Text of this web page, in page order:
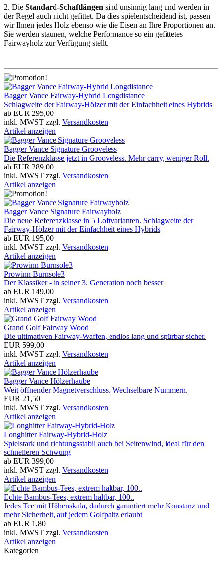
2. Die Standard-Schaftlängen sind unsinnig lang und werden in
der Regel auch nicht gefittet. Da dies spielentscheidend ist, passen
wir Ihnen jedes Holz ebenso wie die Eisen an Ihre Proportionen an.
Sie werden staunen, welche Performance so ein gefittetes
Fairwayholz zur Verfügung stellt.
Bagger Vance Fairway-Hybrid Longdistance
Schlagweite der Fairway-Hölzer mit der Einfachheit eines Hybrids
ab EUR 295,00
inkl. MWST zzgl. Versandkosten
Artikel anzeigen
Bagger Vance Signature Grooveless
Die Referenzklasse jetzt in Grooveless. Mehr carry, weniger Roll.
ab EUR 289,00
inkl. MWST zzgl. Versandkosten
Artikel anzeigen
Bagger Vance Signature Fairwayholz
Die neue Referenzklasse in 5 Loftvarianten. Schlagweite der
Fairway-Hölzer mit der Einfachheit eines Hybrids
ab EUR 195,00
inkl. MWST zzgl. Versandkosten
Artikel anzeigen
Prowinn Burnsole3
Der Klassiker - in seiner 3. Generation noch besser
ab EUR 149,00
inkl. MWST zzgl. Versandkosten
Artikel anzeigen
Grand Golf Fairway Wood
Die ultimativen Fairway-Waffen, endlos lang und spürbar sicher.
EUR 599,00
inkl. MWST zzgl. Versandkosten
Artikel anzeigen
Bagger Vance Hölzerhaube
Weit öffnender Magnetverschluss, Wechselbare Nummern.
EUR 21,50
inkl. MWST zzgl. Versandkosten
Artikel anzeigen
Longhitter Fairway-Hybrid-Holz
Spielstark und richtungsstabil auch bei Seitenwind, ideal für den
schnelleren Schwung
ab EUR 399,00
inkl. MWST zzgl. Versandkosten
Artikel anzeigen
Echte Bambus-Tees, extrem haltbar, 100..
Jedes Tee mit Höhenskala, dadurch garantiert mehr Konstanz und
mehr Sicherheit, auf jedem Golfpaltz erlaubt
ab EUR 1,80
inkl. MWST zzgl. Versandkosten
Artikel anzeigen
Kategorien